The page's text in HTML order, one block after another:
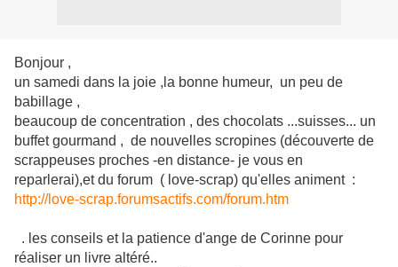
Bonjour ,
un samedi dans la joie ,la bonne humeur, un peu de
babillage ,
beaucoup de concentration , des chocolats ...suisses... un
buffet gourmand , de nouvelles scropines (découverte de
scrappeuses proches -en distance- je vous en
reparlerai),et du forum ( love-scrap) qu'elles animent :
http://love-scrap.forumsactifs.com/forum.htm
. les conseils et la patience d'ange de Corinne pour
réaliser un livre altéré..